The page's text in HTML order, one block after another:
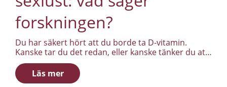
forskningen?
Du har säkert hört att du borde ta D-vitamin.
Kanske tar du det redan, eller kanske tänker du att
det är något äldre folk behöver för benen. Inte
något du skulle koppla till sexlust, energi eller
humör.
Läs mer